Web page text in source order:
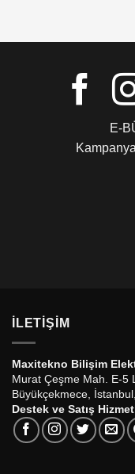
E-
İLETIŞIM
Maxitekno Bilişim
Murat Çeşme Mah. E-5
Büyükçekmece,
Destek ve Satış